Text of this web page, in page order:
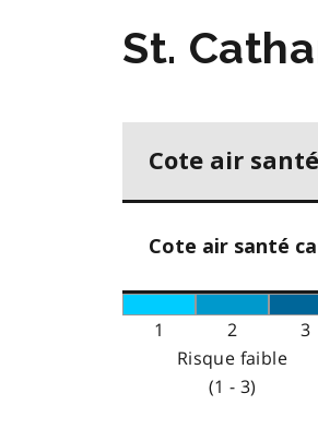
St.
Cote air
Cote air santé
1 2 3
Risque faible
(1 - 3)